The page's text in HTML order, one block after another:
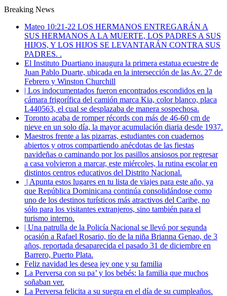
Breaking News
Mateo 10:21-22 LOS HERMANOS ENTREGARÁN A
SUS HERMANOS A LA MUERTE, LOS PADRES A SUS
HIJOS, Y LOS HIJOS SE LEVANTARÁN CONTRA SUS
PADRES. .
El Instituto Duartiano inaugura la primera estatua ecuestre de
Juan Pablo Duarte, ubicada en la intersección de las Av. 27 de
Febrero y Winston Churchill
| Los indocumentados fueron encontrados escondidos en la
cámara frigorífica del camión marca Kia, color blanco, placa
L440563, el cual se desplazaba de manera sospechosa.
Toronto acaba de romper récords con más de 46-60 cm de
nieve en un solo día, la mayor acumulación diaria desde 1937.
Maestros frente a las pizarras, estudiantes con cuadernos
abiertos y otros compartiendo anécdotas de las fiestas
navideñas o caminando por los pasillos ansiosos por regresar
a casa volvieron a marcar, este miércoles, la rutina escolar en
distintos centros educativos del Distrito Nacional.
| Apunta estos lugares en tu lista de viajes para este año, ya
que República Dominicana continúa consolidándose como
uno de los destinos turísticos más atractivos del Caribe, no
sólo para los visitantes extranjeros, sino también para el
turismo interno.
| Una patrulla de la Policía Nacional se llevó por segunda
ocasión a Rafael Rosario, tío de la niña Brianna Genao, de 3
años, reportada desaparecida el pasado 31 de diciembre en
Barrero, Puerto Plata.
Feliz navidad les desea jey one y su familia
La Perversa con su pa’ y los bebés: la familia que muchos
soñaban ver.
La Perversa felicita a su suegra en el día de su cumpleaños.